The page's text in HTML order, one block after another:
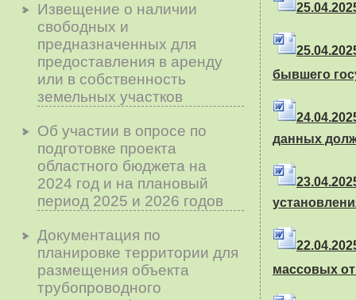
Извещение о наличии
свободных и
предназначенных для
предоставления в аренду
или в собственность
земельных участков
Об участии в опросе по
подготовке проекта
областного бюджета на
2024 год и на плановый
период 2025 и 2026 годов
Документация по
планировке территории для
размещения объекта
трубопроводного
бывшего
данных
массовых